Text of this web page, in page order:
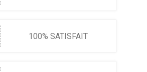
100% SATISFAIT